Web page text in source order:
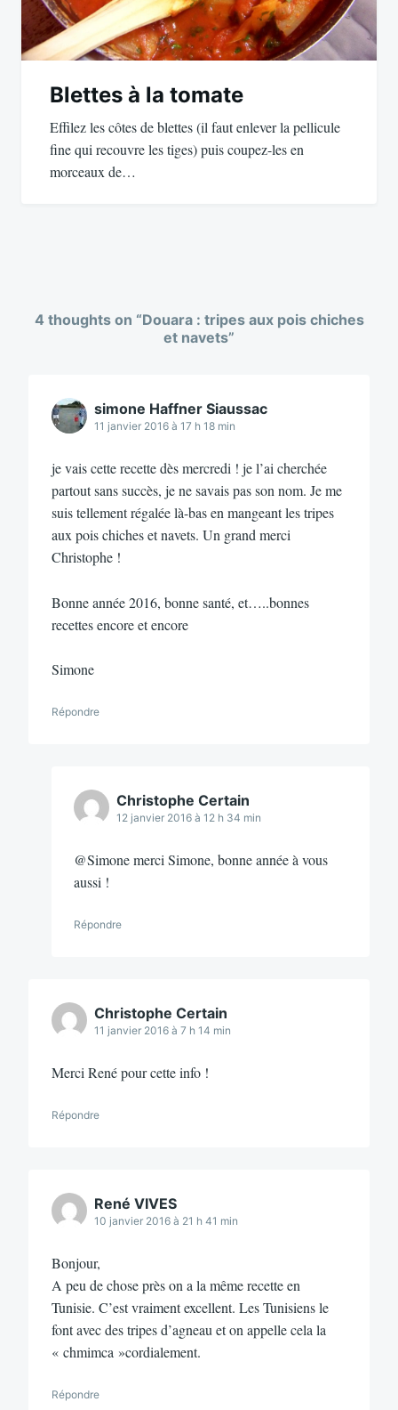
Blettes à la tomate
Effilez les côtes de blettes (il faut enlever la pellicule
fine qui recouvre les tiges) puis coupez-les en
morceaux de…
4 thoughts on “Douara : tripes aux pois chiches
et navets”
simone Haffner Siaussac
11 janvier 2016 à 17 h 18 min
je vais cette recette dès mercredi ! je l’ai cherchée
partout sans succès, je ne savais pas son nom. Je me
suis tellement régalée là-bas en mangeant les tripes
aux pois chiches et navets. Un grand merci
Christophe !
Bonne année 2016, bonne santé, et…..bonnes
recettes encore et encore
Simone
Répondre
Christophe Certain
12 janvier 2016 à 12 h 34 min
@Simone merci Simone, bonne année à vous
aussi !
Répondre
Christophe Certain
11 janvier 2016 à 7 h 14 min
Merci René pour cette info !
Répondre
René VIVES
10 janvier 2016 à 21 h 41 min
Bonjour,
A peu de chose près on a la même recette en
Tunisie. C’est vraiment excellent. Les Tunisiens le
font avec des tripes d’agneau et on appelle cela la
« chmimca »cordialement.
Répondre